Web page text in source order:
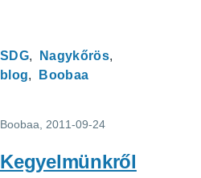
SDG
Nagykőrös
blog
Boobaa
Boobaa , 2011-09-24
Kegyelmünkről